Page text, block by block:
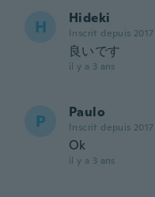
H Hideki
Inscrit depuis 2017
良いです
il y a 3 ans
P Paulo
Inscrit depuis 2017
Ok
il y a 3 ans